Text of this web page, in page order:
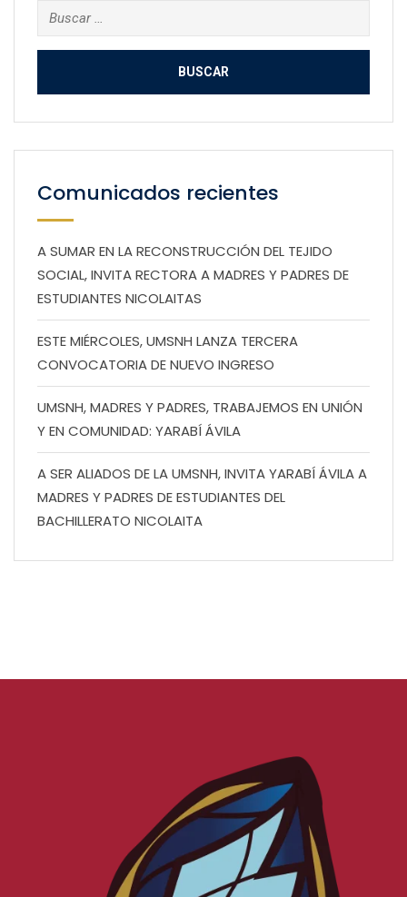
Buscar:
Comunicados recientes
A SUMAR EN LA RECONSTRUCCIÓN DEL TEJIDO
SOCIAL, INVITA RECTORA A MADRES Y PADRES DE
ESTUDIANTES NICOLAITAS
ESTE MIÉRCOLES, UMSNH LANZA TERCERA
CONVOCATORIA DE NUEVO INGRESO
UMSNH, MADRES Y PADRES, TRABAJEMOS EN UNIÓN
Y EN COMUNIDAD: YARABÍ ÁVILA
A SER ALIADOS DE LA UMSNH, INVITA YARABÍ ÁVILA A
MADRES Y PADRES DE ESTUDIANTES DEL
BACHILLERATO NICOLAITA